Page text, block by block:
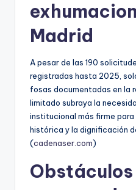
Madrid
A pesar de las 190
registradas hasta 2025,
fosas documentadas en la
limitado subraya la
institucional más firme para
histórica y la dignificación
(cadenaser.com)
Obstáculos